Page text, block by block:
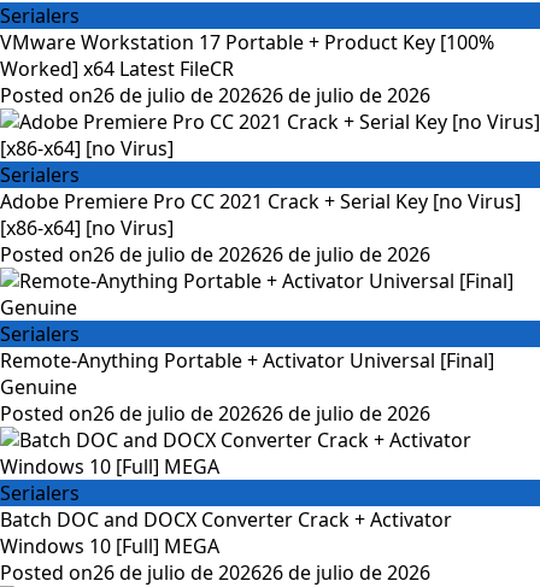
Serialers
VMware Workstation 17 Portable + Product Key [100%
Worked] x64 Latest FileCR
Posted on26 de julio de 202626 de julio de 2026
Serialers
Adobe Premiere Pro CC 2021 Crack + Serial Key [no Virus]
[x86-x64] [no Virus]
Posted on26 de julio de 202626 de julio de 2026
Serialers
Remote-Anything Portable + Activator Universal [Final]
Genuine
Posted on26 de julio de 202626 de julio de 2026
Serialers
Batch DOC and DOCX Converter Crack + Activator
Windows 10 [Full] MEGA
Posted on26 de julio de 202626 de julio de 2026